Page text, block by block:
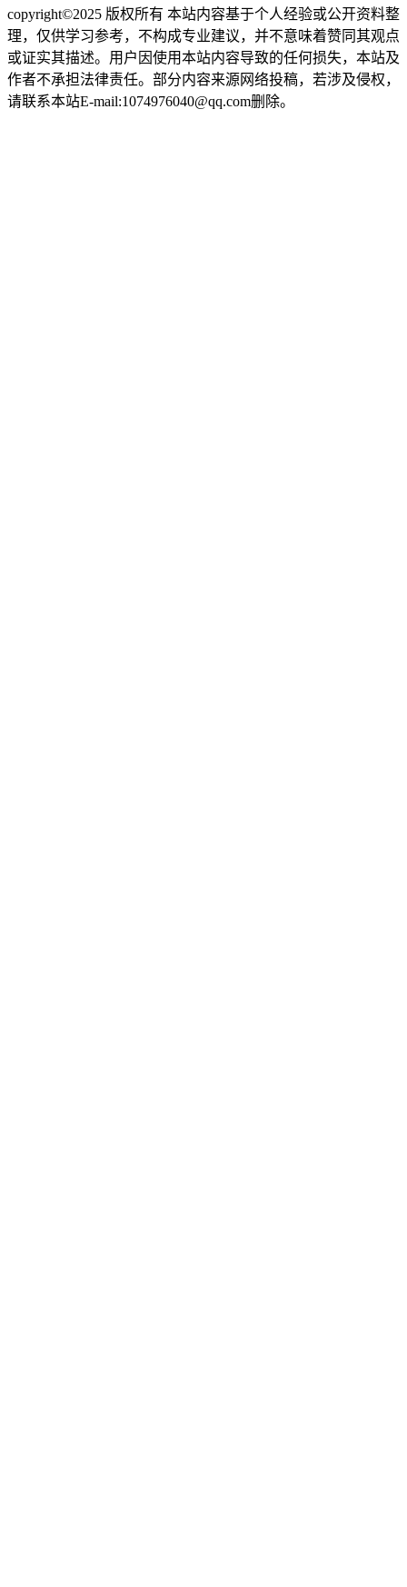
copyright©2025 版权所有 本站内容基于个人经验或公开资料整
理，仅供学习参考，不构成专业建议，并不意味着赞同其观点
或证实其描述。用户因使用本站内容导致的任何损失，本站及
作者不承担法律责任。部分内容来源网络投稿，若涉及侵权，
请联系本站E-mail:1074976040@qq.com删除。